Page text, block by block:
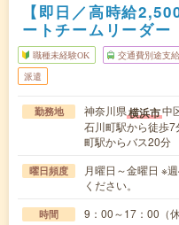
【即日／高時給
ートチームリーダー
職種未経験OK 交通費別途支
派遣
勤務地 神奈川県横浜市中
石川町駅から徒歩
町駅からバス20分
曜日頻度
月曜日～金曜日 ※
ください。
時間 9：00～17：00（